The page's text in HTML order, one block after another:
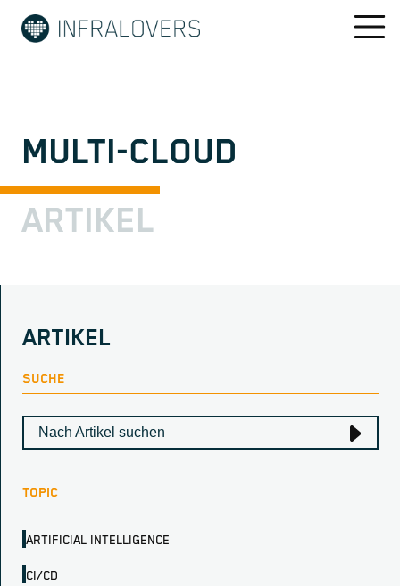
MULTI-CLOUD
ARTIKEL
ARTIKEL
SUCHE
TOPIC
ARTIFICIAL INTELLIGENCE
CI/CD